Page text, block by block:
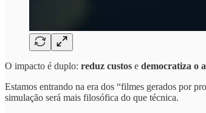
O impacto é duplo: reduz custos e democratiza o
Estamos entrando na era dos “filmes gerados por
simulação será mais filosófica do que técnica.